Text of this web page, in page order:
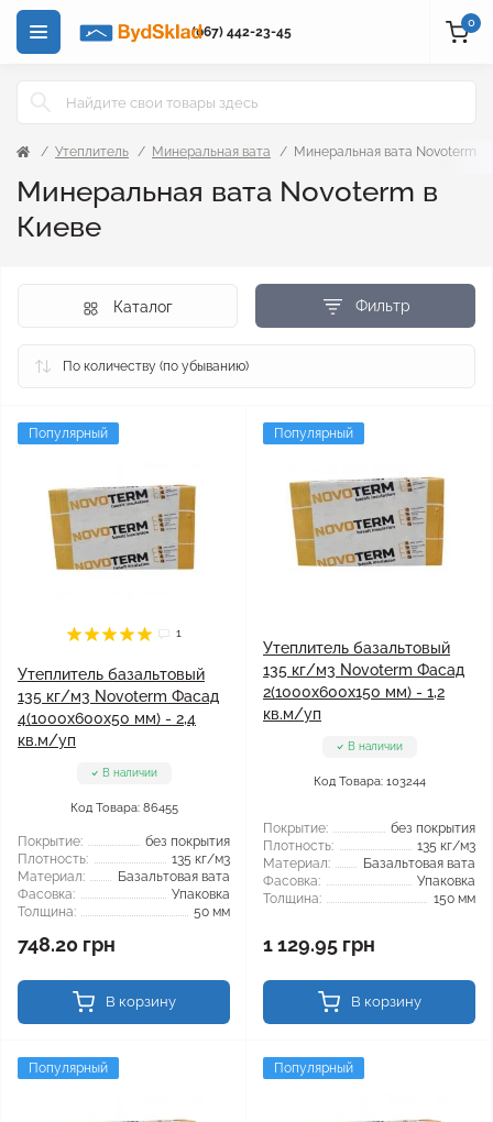
(067) 442-23-45
0
Утеплитель Минеральная вата Минеральная вата Novoterm
Минеральная вата Novoterm в
Киеве
Фильтр
Каталог
Популярный
1
Утеплитель базальтовый
135 кг/м3 Novoterm Фасад
4(1000x600x50 мм) - 2,4
кв.м/уп
В наличии
Код Товара: 86455
Покрытие:
без покрытия
Плотность:
135 кг/м3
Материал:
Базальтовая вата
Фасовка:
Упаковка
Толщина:
50 мм
748.20 грн
В корзину
Популярный
Утеплитель базальтовый
135 кг/м3 Novoterm Фасад
2(1000x600x150 мм) - 1,2
кв.м/уп
В наличии
Код Товара: 103244
Покрытие:
без покрытия
Плотность:
135 кг/м3
Материал:
Базальтовая вата
Фасовка:
Упаковка
Толщина:
150 мм
1 129.95 грн
В корзину
Популярный Популярный